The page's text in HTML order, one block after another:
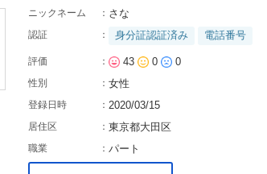
ニックネーム ： さな
認証 ： 身分証認証済み 電話番号
評価 ： 43 0 0
性別 ： 女性
登録日時 ： 2020/03/15
居住区 ： 東京都大田区
職業 ： パート